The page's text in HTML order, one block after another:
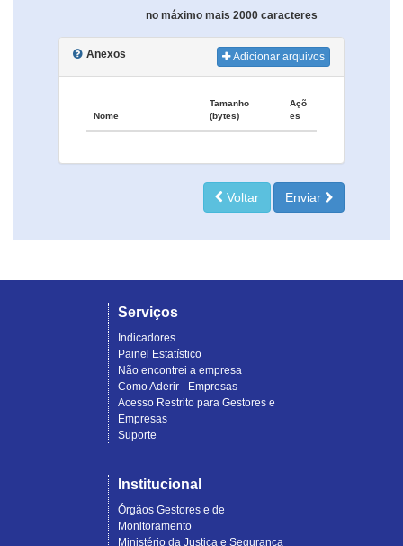
no máximo mais 2000 caracteres
Anexos Adicionar arquivos
Nome
Tamanho
(bytes)
Açõ
es
Voltar Enviar
Serviços
Indicadores
Painel Estatístico
Não encontrei a empresa
Como Aderir - Empresas
Acesso Restrito para Gestores e
Empresas
Suporte
Institucional
Órgãos Gestores e de
Monitoramento
Ministério da Justiça e Segurança